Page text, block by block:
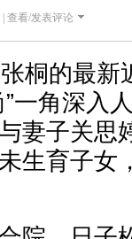
查看/发表评论
桐的最新
一角深入
妻子关思
生育子女